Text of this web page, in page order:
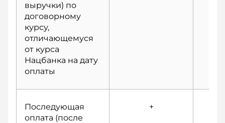
выручки) по
договорному
курсу,
отличающемуся
от курса
Нацбанка на дату
оплаты
Последующая
оплата (после
+